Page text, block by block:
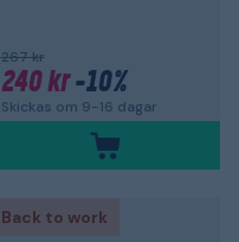
267 kr
240 kr-10%
Skickas om 9-16 dagar
Back to work